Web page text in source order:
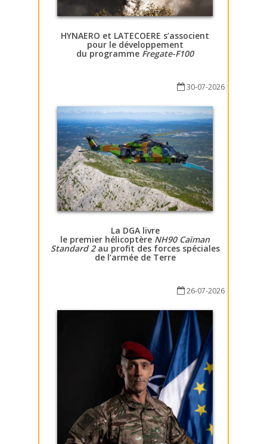
HYNAERO et LATECOERE s’associent
pour le développement
du programme Fregate-F100
30-07-2026
La DGA livre
le premier hélicoptère NH90 Caïman
Standard 2au profit des forces spéciales
de l’armée de Terre
26-07-2026